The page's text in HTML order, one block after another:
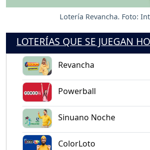
Lotería Revancha. Foto:
LOTERÍAS QUE SE JUEGAN
Revancha
Powerball
Sinuano Noche
ColorLoto